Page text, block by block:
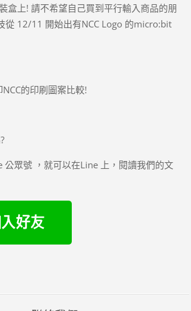
盒上! 請不希望自己買到平行輸入商品的朋
從 12/11 開始出有NCC Logo 的micro:bit
的印刷圖案比較!
公眾號 ，就可以在Line 上，閱讀我們的文